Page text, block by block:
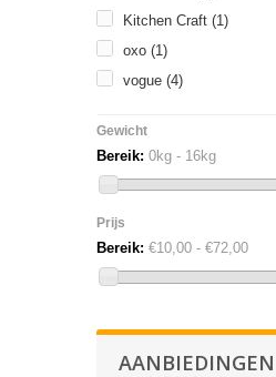
Kitchen Craft (1)
oxo (1)
vogue (4)
Gewicht
Bereik: 0kg - 16kg
Prijs
Bereik: €10,00 - €72,00
AANBIEDINGEN